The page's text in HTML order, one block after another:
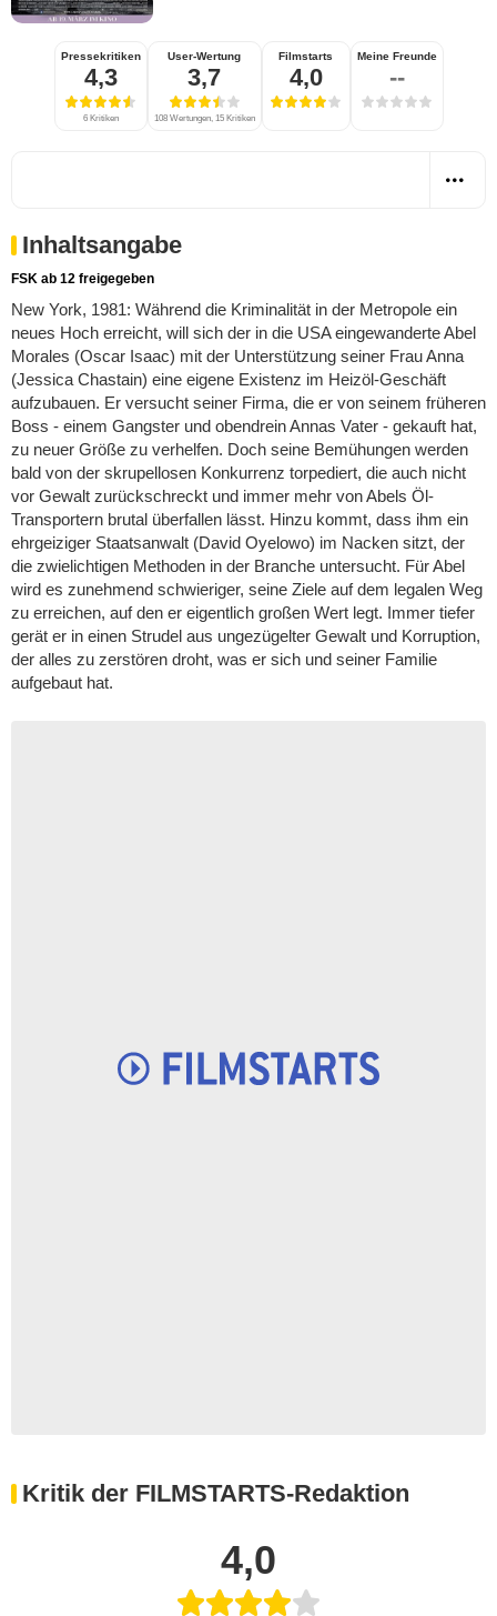
Pressekritiken
4,3
6 Kritiken
User-Wertung
3,7
108 Wertungen, 15 Kritiken
Filmstarts
4,0
Meine Freunde
--
Inhaltsangabe
FSK ab 12 freigegeben
New York, 1981: Während die Kriminalität in der Metropole ein
neues Hoch erreicht, will sich der in die USA eingewanderte Abel
Morales (Oscar Isaac) mit der Unterstützung seiner Frau Anna
(Jessica Chastain) eine eigene Existenz im Heizöl-Geschäft
aufzubauen. Er versucht seiner Firma, die er von seinem früheren
Boss - einem Gangster und obendrein Annas Vater - gekauft hat,
zu neuer Größe zu verhelfen. Doch seine Bemühungen werden
bald von der skrupellosen Konkurrenz torpediert, die auch nicht
vor Gewalt zurückschreckt und immer mehr von Abels Öl-
Transportern brutal überfallen lässt. Hinzu kommt, dass ihm ein
ehrgeiziger Staatsanwalt (David Oyelowo) im Nacken sitzt, der
die zwielichtigen Methoden in der Branche untersucht. Für Abel
wird es zunehmend schwieriger, seine Ziele auf dem legalen Weg
zu erreichen, auf den er eigentlich großen Wert legt. Immer tiefer
gerät er in einen Strudel aus ungezügelter Gewalt und Korruption,
der alles zu zerstören droht, was er sich und seiner Familie
aufgebaut hat.
Kritik der FILMSTARTS-Redaktion
4,0